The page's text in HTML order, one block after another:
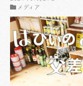
メディア